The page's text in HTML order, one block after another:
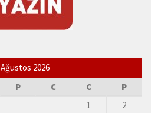
Ağustos 2026
P C C
P
1
2